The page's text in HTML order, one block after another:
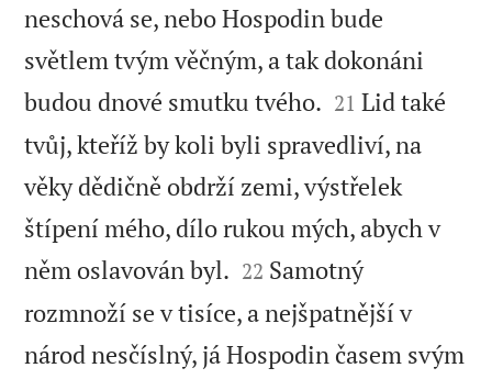
neschová se, nebo Hospodin bude
světlem tvým věčným, a tak dokonáni
budou dnové smutku tvého. 

21 Lid také
tvůj, kteříž by koli byli spravedliví, na
věky dědičně obdrží zemi, výstřelek
štípení mého, dílo rukou mých, abych v
něm oslavován byl. 

22 Samotný
rozmnoží se v tisíce, a nejšpatnější v
národ nesčíslný, já Hospodin časem svým